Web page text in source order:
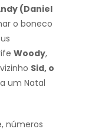
(Daniel
o boneco
Woody,
Sid, o
um Natal
números